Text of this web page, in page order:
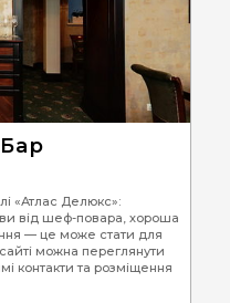
«Атлас Делюкс»:
від шеф-повара, хороша
— це може стати для
можна переглянути
контакти та розміщення